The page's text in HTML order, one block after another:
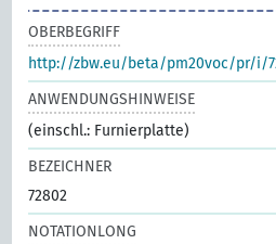
OBERBEGRIFF
http://zbw.eu/beta/pm20voc/pr/i/
ANWENDUNGSHINWEISE
(einschl.: Furnierplatte)
BEZEICHNER
72802
NOTATIONLONG